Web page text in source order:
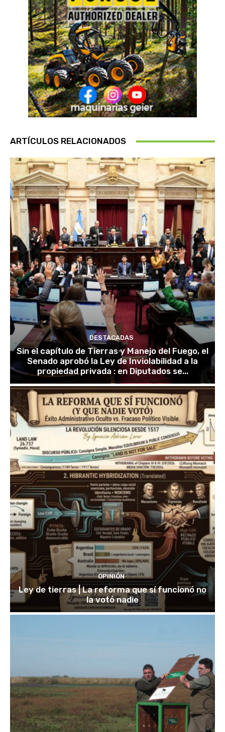
ARTÍCULOS RELACIONADOS
DESTACADAS
Sin el capítulo de Tierras y Manejo del Fuego, el
Senado aprobó la Ley de Inviolabilidad a la
propiedad privada : en Diputados se...
OPINIÓN
Ley de tierras | La reforma que sí funcionó no
la votó nadie